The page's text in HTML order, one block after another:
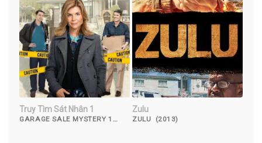
Truy Tìm Sát Nhân 1
GARAGE SALE MYSTERY 1
Zulu
ZULU (2013)